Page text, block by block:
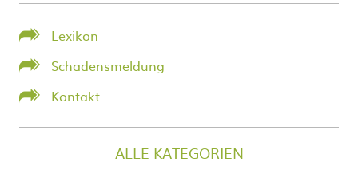
Lexikon
Schadensmeldung
Kontakt
ALLE KATEGORIEN